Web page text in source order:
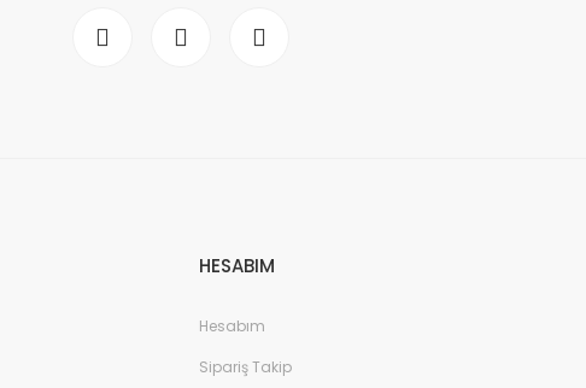
HESABIM
Hesabım
Sipariş Takip